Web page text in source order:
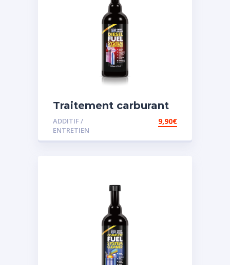
Traitement carburant
spécial diesel
ADDITIF /
ENTRETIEN
9,90€